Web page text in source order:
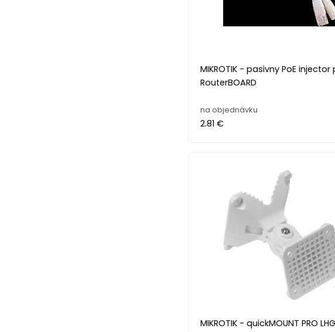
MIKROTIK - pasivny PoE injector
RouterBOARD
na objednávku
2.81 €
MIKROTIK - quickMOUNT PRO LHG